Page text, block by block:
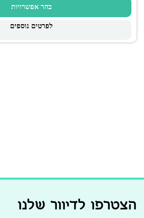
בחר אפשרויות
לפרטים נוספים
הצטרפו לדיוור שלנו